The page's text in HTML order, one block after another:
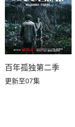
百年孤独第二季
更新至07集